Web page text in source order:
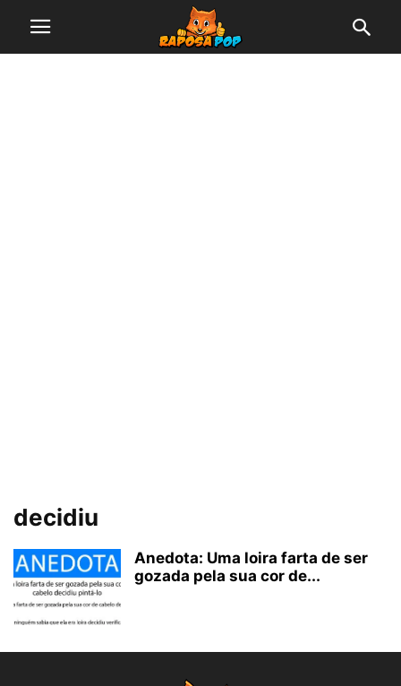
decidiu
Anedota: Uma loira farta de ser
gozada pela sua cor de...